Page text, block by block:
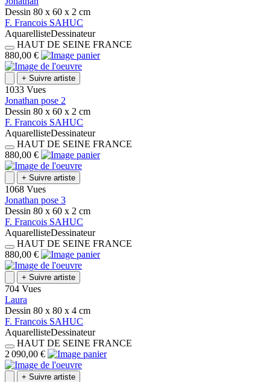
Dessin 80 x 60 x 2 cm
F. Francois SAHUC
AquarellisteDessinateur
HAUT DE SEINE FRANCE
880,00 €
+ Suivre artiste
1033 Vues
Jonathan pose 2
Dessin 80 x 60 x 2 cm
F. Francois SAHUC
AquarellisteDessinateur
HAUT DE SEINE FRANCE
880,00 €
+ Suivre artiste
1068 Vues
Jonathan pose 3
Dessin 80 x 60 x 2 cm
F. Francois SAHUC
AquarellisteDessinateur
HAUT DE SEINE FRANCE
880,00 €
+ Suivre artiste
704 Vues
Laura
Dessin 80 x 80 x 4 cm
F. Francois SAHUC
AquarellisteDessinateur
HAUT DE SEINE FRANCE
2 090,00 €
+ Suivre artiste